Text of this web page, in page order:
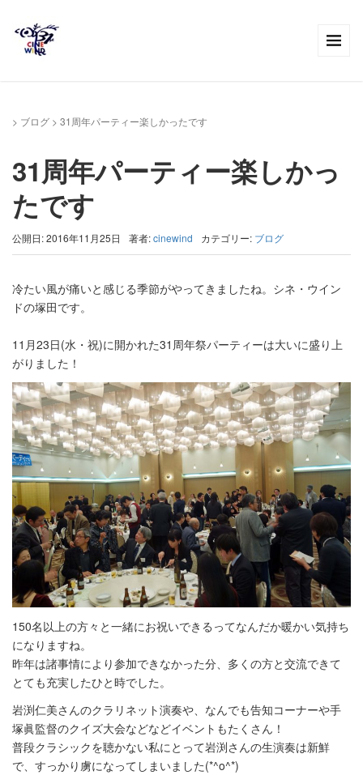
> ブログ > 31周年パーティー楽しかったです
31周年パーティー楽しかっ
たです
公開日: 2016年11月25日 著者:cinewind カテゴリー: ブログ
冷たい風が痛いと感じる季節がやってきましたね。シネ・ウイン
ドの塚田です。
11月23日(水・祝)に開かれた31周年祭パーティーは大いに盛り上
がりました！
150名以上の方々と一緒にお祝いできるってなんだか暖かい気持ち
になりますね。
昨年は諸事情により参加できなかった分、多くの方と交流できて
とても充実したひと時でした。
岩渕仁美さんのクラリネット演奏や、なんでも告知コーナーや手
塚眞監督のクイズ大会などなどイベントもたくさん！
普段クラシックを聴かない私にとって岩渕さんの生演奏は新鮮
で、すっかり虜になってしまいました(*^o^*)